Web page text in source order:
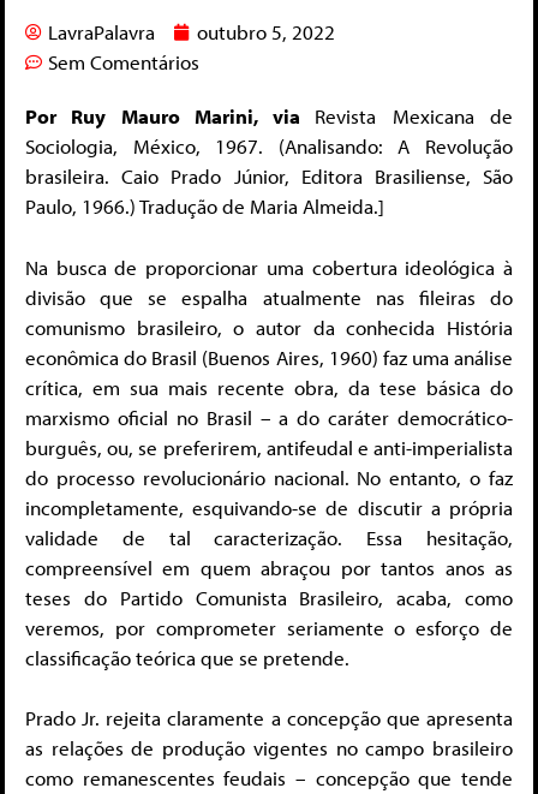
LavraPalavra
outubro 5, 2022
Sem Comentários
Por Ruy Mauro Marini, via Revista Mexicana de
Sociologia, México, 1967. (Analisando: A Revolução
brasileira. Caio Prado Júnior, Editora Brasiliense, São
Paulo, 1966.) Tradução de Maria Almeida.]
Na busca de proporcionar uma cobertura ideológica à
divisão que se espalha atualmente nas fileiras do
comunismo brasileiro, o autor da conhecida História
econômica do Brasil (Buenos Aires, 1960) faz uma análise
crítica, em sua mais recente obra, da tese básica do
marxismo oficial no Brasil – a do caráter democrático-
burguês, ou, se preferirem, antifeudal e anti-imperialista
do processo revolucionário nacional. No entanto, o faz
incompletamente, esquivando-se de discutir a própria
validade de tal caracterização. Essa hesitação,
compreensível em quem abraçou por tantos anos as
teses do Partido Comunista Brasileiro, acaba, como
veremos, por comprometer seriamente o esforço de
classificação teórica que se pretende.
Prado Jr. rejeita claramente a concepção que apresenta
as relações de produção vigentes no campo brasileiro
como remanescentes feudais – concepção que tende